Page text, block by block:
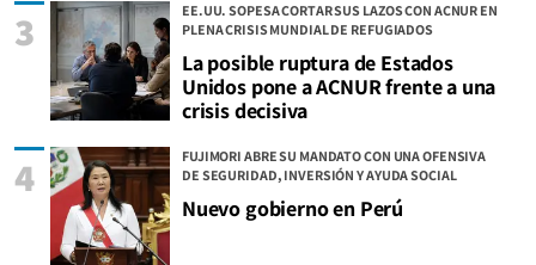
EE.UU. SOPESA CORTAR SUS LAZOS CON ACNUR EN
PLENA CRISIS MUNDIAL DE REFUGIADOS
La posible ruptura de Estados
Unidos pone a ACNUR frente a una
crisis decisiva
3
FUJIMORI ABRE SU MANDATO CON UNA OFENSIVA
DE SEGURIDAD, INVERSIÓN Y AYUDA SOCIAL
Nuevo gobierno en Perú
4